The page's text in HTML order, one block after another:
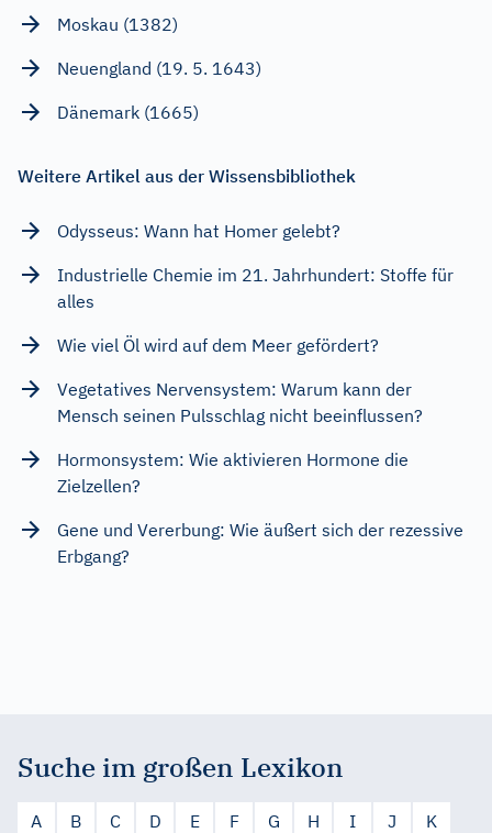
Moskau (1382)
Neuengland (19. 5. 1643)
Dänemark (1665)
Weitere Artikel aus der Wissensbibliothek
Odysseus: Wann hat Homer gelebt?
Industrielle Chemie im 21. Jahrhundert: Stoffe für
alles
Wie viel Öl wird auf dem Meer gefördert?
Vegetatives Nervensystem: Warum kann der
Mensch seinen Pulsschlag nicht beeinflussen?
Hormonsystem: Wie aktivieren Hormone die
Zielzellen?
Gene und Vererbung: Wie äußert sich der rezessive
Erbgang?
Suche im großen Lexikon
A B C D E F G H I J
K